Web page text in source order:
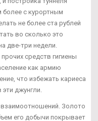
более с курортным
не более ста рублей
во сколько это
две-три недели.
средств гигиены
как армию
что избежать кариеса
джунгли.
взаимоотношений. Золото
его добычи покрывает